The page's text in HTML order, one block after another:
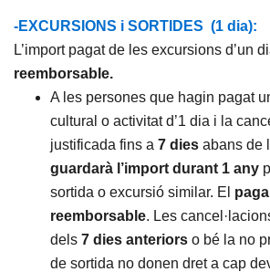
-EXCURSIONS i SORTIDES (1 dia):
L’import pagat de les excursions d’un
reemborsable.
A les persones que hagin pagat
cultural o activitat d’1 dia i la
justificada fins a 7 dies abans de
guardarà l’import durant 1 any
sortida o excursió similar. El
reemborsable. Les
dels 7 dies anteriors o bé la no
de sortida no donen dret a cap